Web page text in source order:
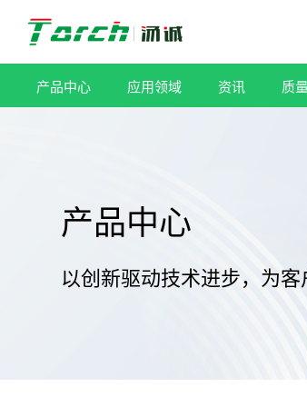
跳
过
内
产品中心 应用领域 资讯 质
产品中心
以创新驱动技术进步，为